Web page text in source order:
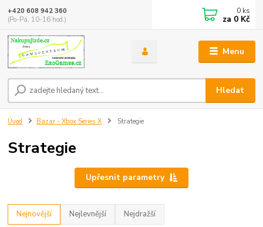
Menu
Hledat
+420 608 942 360
(Po-Pá, 10-16 hod.)
0 ks
za 0 Kč
Úvod Bazar - Xbox Series X Strategie
Strategie
Upřesnit parametry
Nejnovější Nejlevnější Nejdražší